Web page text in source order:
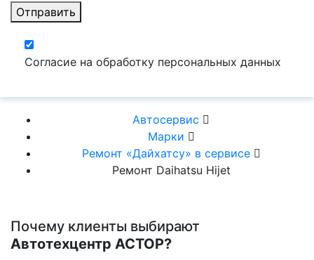
Отправить
Согласие на обработку персональных данных
Автосервис
Марки
Ремонт «Дайхатсу» в сервисе
Ремонт Daihatsu Hijet
Почему клиенты выбирают
Автотехцентр АСТОР?